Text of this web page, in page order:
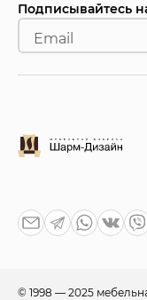
Подписывайтесь
Email
© 1998 — 2025